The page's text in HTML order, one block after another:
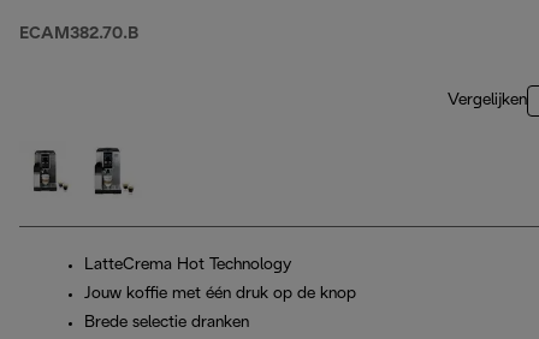
ECAM382.70.B
Vergelijken
LatteCrema Hot Technology
Jouw koffie met één druk op de knop
Brede selectie dranken